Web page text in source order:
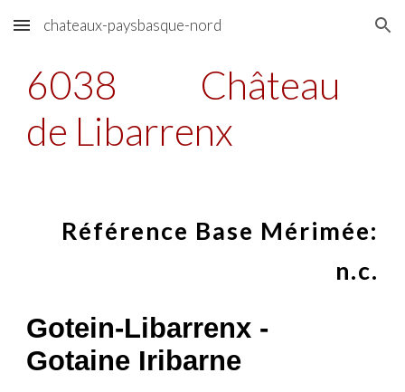
Skip to main content Skip to navigation
chateaux-paysbasque-nord
6038
Château
de Libarrenx
Référence Base Mérimée:
n.c.
Gotein-Libarrenx -
Gotaine Iribarne